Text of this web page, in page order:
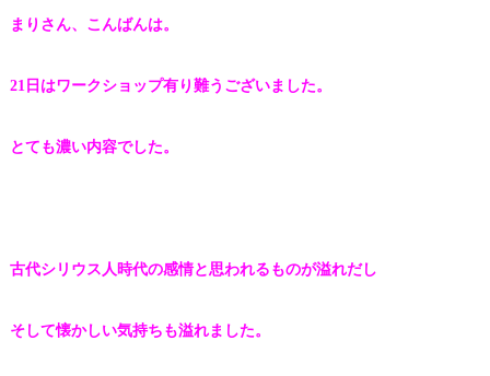
まりさん、こんばんは。
21日はワークショップ有り難うございました。
とても濃い内容でした。
古代シリウス人時代の感情と思われるものが溢れだし
そして懐かしい気持ちも溢れました。